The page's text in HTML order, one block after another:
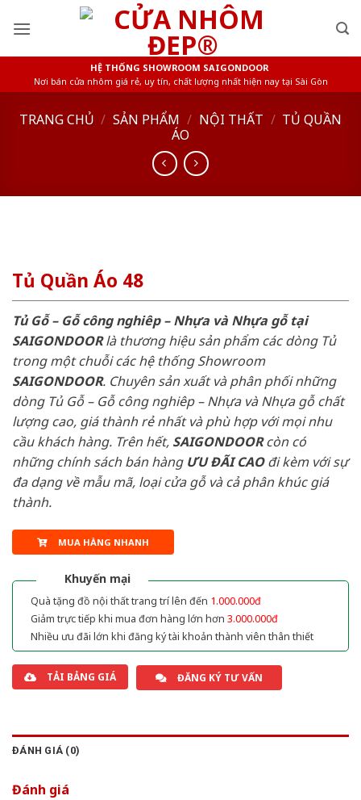
HỆ THỐNG SHOWROOM SAIGONDOOR
Nơi bán cửa nhôm giá rẻ, uy tín, chất lượng nhất hiện nay tại Sài Gòn
TRANG CHỦ / SẢN PHẨM / NỘI THẤT / TỦ QUẦN
ÁO
Tủ Quần Áo 48
Tủ Gỗ – Gỗ công nghiêp – Nhựa và Nhựa gỗ tại
SAIGONDOORlà thương hiệu sản phẩm các dòng Tủ
trong một chuỗi các hệ thống Showroom
SAIGONDOOR. Chuyên sản xuất và phân phối những
dòng Tủ Gỗ – Gỗ công nghiêp – Nhựa và Nhựa gỗ chất
lượng cao, giá thành rẻ nhất và phù hợp với mọi nhu
cầu khách hàng. Trên hết, SAIGONDOORcòn có
những chính sách bán hàng ƯU ĐÃI CAOđi kèm với sự
đa dạng về mẫu mã, loại cửa gỗ và cả phân khúc giá
thành.
MUA HÀNG NHANH
Khuyến mại
Quà tặng đồ nội thất trang trí lên đến 1.000.000đ
Giảm trực tiếp khi mua đơn hàng lớn hơn 3.000.000đ
Nhiều ưu đãi lớn khi đăng ký tài khoản thành viên thân thiết
TẢI BẢNG GIÁ ĐĂNG KÝ TƯ VẤN
ĐÁNH GIÁ (0)
Đánh giá